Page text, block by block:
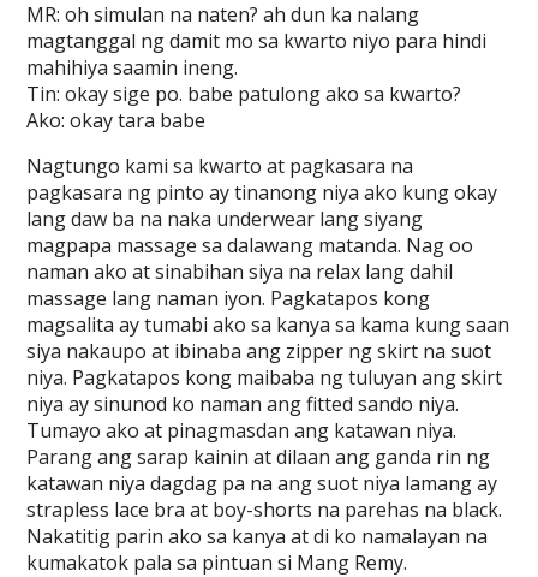
MR: oh simulan na naten? ah dun ka nalang
magtanggal ng damit mo sa kwarto niyo para hindi
mahihiya saamin ineng.
Tin: okay sige po. babe patulong ako sa kwarto?
Ako: okay tara babe
Nagtungo kami sa kwarto at pagkasara na
pagkasara ng pinto ay tinanong niya ako kung okay
lang daw ba na naka underwear lang siyang
magpapa massage sa dalawang matanda. Nag oo
naman ako at sinabihan siya na relax lang dahil
massage lang naman iyon. Pagkatapos kong
magsalita ay tumabi ako sa kanya sa kama kung saan
siya nakaupo at ibinaba ang zipper ng skirt na suot
niya. Pagkatapos kong maibaba ng tuluyan ang skirt
niya ay sinunod ko naman ang fitted sando niya.
Tumayo ako at pinagmasdan ang katawan niya.
Parang ang sarap kainin at dilaan ang ganda rin ng
katawan niya dagdag pa na ang suot niya lamang ay
strapless lace bra at boy-shorts na parehas na black.
Nakatitig parin ako sa kanya at di ko namalayan na
kumakatok pala sa pintuan si Mang Remy.